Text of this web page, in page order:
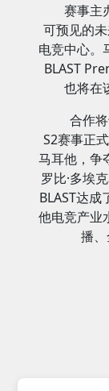
赛事主
可预见的
电竞中心。
BLAST
也将在
合作
S2赛事正
马耳他，争
罗比·多埃
BLAST达
他电竞产业
播